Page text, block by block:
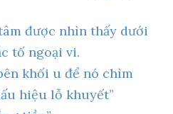
được nhìn thấy dưới
tố ngoại vi.
khối u để nó chìm
hiệu lỗ khuyết”